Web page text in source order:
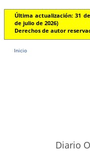
Última actualización: 31
de julio de 2026)
Derechos de autor
Inicio
Diario